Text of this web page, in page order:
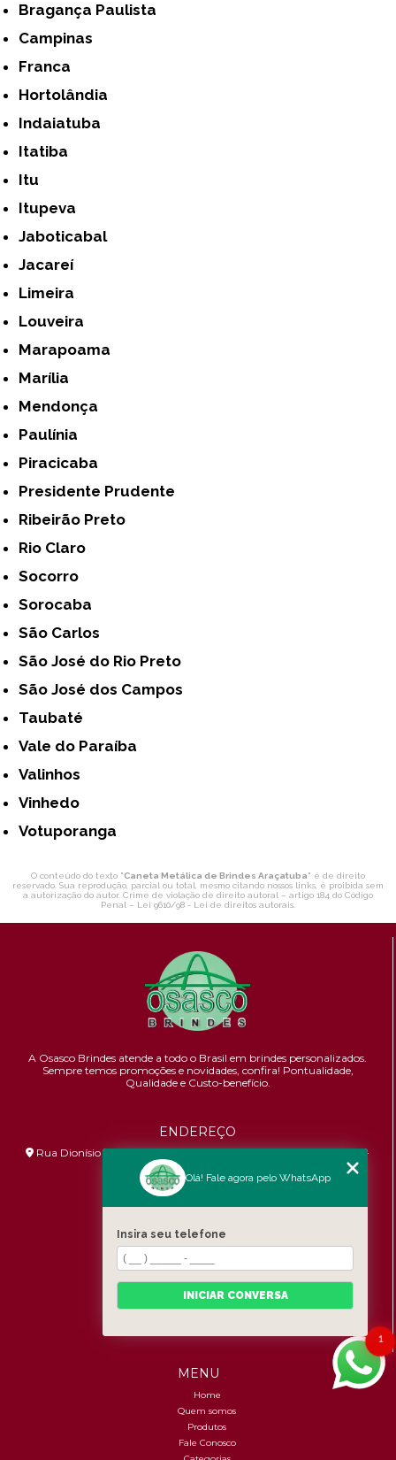
Bragança Paulista
Campinas
Franca
Hortolândia
Indaiatuba
Itatiba
Itu
Itupeva
Jaboticabal
Jacareí
Limeira
Louveira
Marapoama
Marília
Mendonça
Paulínia
Piracicaba
Presidente Prudente
Ribeirão Preto
Rio Claro
Socorro
Sorocaba
São Carlos
São José do Rio Preto
São José dos Campos
Taubaté
Vale do Paraíba
Valinhos
Vinhedo
Votuporanga
O conteúdo do texto "Caneta Metálica de Brindes Araçatuba" é de direito
reservado. Sua reprodução, parcial ou total, mesmo citando nossos links, é proibida sem
a autorização do autor. Crime de violação de direito autoral – artigo 184 do Código
Penal – Lei 9610/98 - Lei de direitos autorais.
A Osasco Brindes atende a todo o Brasil em brindes personalizados.
Sempre temos promoções e novidades, confira! Pontualidade,
Qualidade e Custo-benefício.
ENDEREÇO
Rua Dionísio Bizarro, 233 - Umuarama - São Paulo - SP - 06036-
HORÁRIO DE ATENDIMENTO
CONTATOS
(11) 96456-9619
MENU
Home
Quem somos
Produtos
Fale Conosco
1
Olá! Fale agora pelo WhatsApp
Insira seu telefone
INICIAR CONVERSA